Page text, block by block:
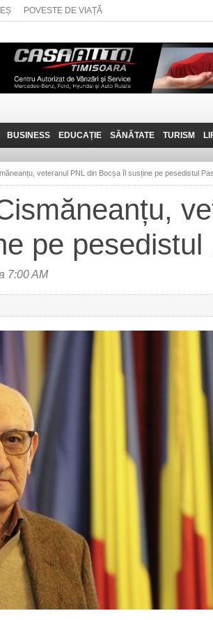
POVESTE DE VIAȚĂ
BUSINESS
JOB-URI
TEHNIT
EDUCAȚIE SĂNĂTATE TURISM
PRIN
TRAVEL
veteranul PNL din Bocșa îl susține pe pesedistul
pe pesedistul
7:00 AM